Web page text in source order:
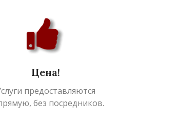
Цена!
предоставляются
без посредников.